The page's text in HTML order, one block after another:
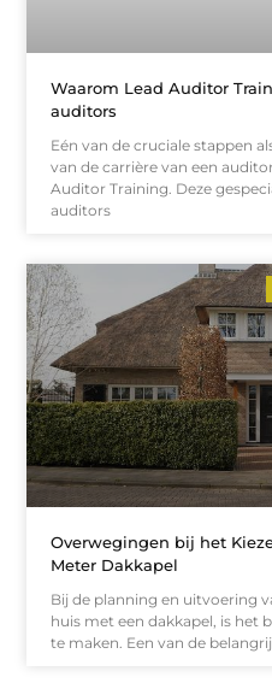
Waarom Lead Auditor
auditors
Eén van de cruciale stappen
van de carrière van een
Auditor Training. Deze
auditors
Overwegingen bij het
Meter Dakkapel
Bij de planning en uitvoering
huis met een dakkapel, is het
te maken. Een van de